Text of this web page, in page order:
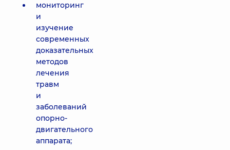
мониторинг
и
изучение
современных
доказательных
методов
лечения
травм
и
заболеваний
опорно-
двигательного
аппарата;